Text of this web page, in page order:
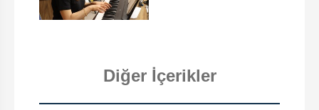
Diğer İçerikler